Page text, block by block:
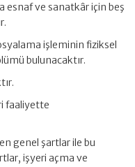
esnaf ve sanatkâr için beş
işleminin fiziksel
bulunacaktır.
faaliyette
genel şartlar ile bu
işyeri açma ve